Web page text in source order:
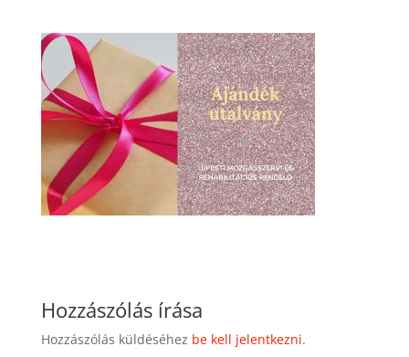
Hozzászólás írása
Hozzászólás küldéséhez be kell jelentkezni.